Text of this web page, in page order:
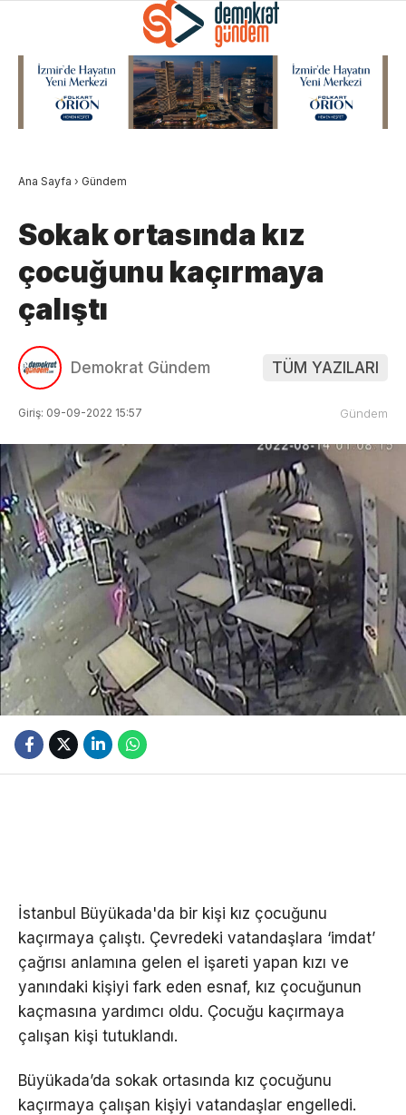
Ana Sayfa › Gündem
Sokak ortasında kız
çocuğunu kaçırmaya
çalıştı
Demokrat Gündem TÜM YAZILARI
Giriş: 09-09-2022 15:57 Gündem
İstanbul Büyükada'da bir kişi kız çocuğunu
kaçırmaya çalıştı. Çevredeki vatandaşlara ‘imdat’
çağrısı anlamına gelen el işareti yapan kızı ve
yanındaki kişiyi fark eden esnaf, kız çocuğunun
kaçmasına yardımcı oldu. Çocuğu kaçırmaya
çalışan kişi tutuklandı.
Büyükada’da sokak ortasında kız çocuğunu
kaçırmaya çalışan kişiyi vatandaşlar engelledi.